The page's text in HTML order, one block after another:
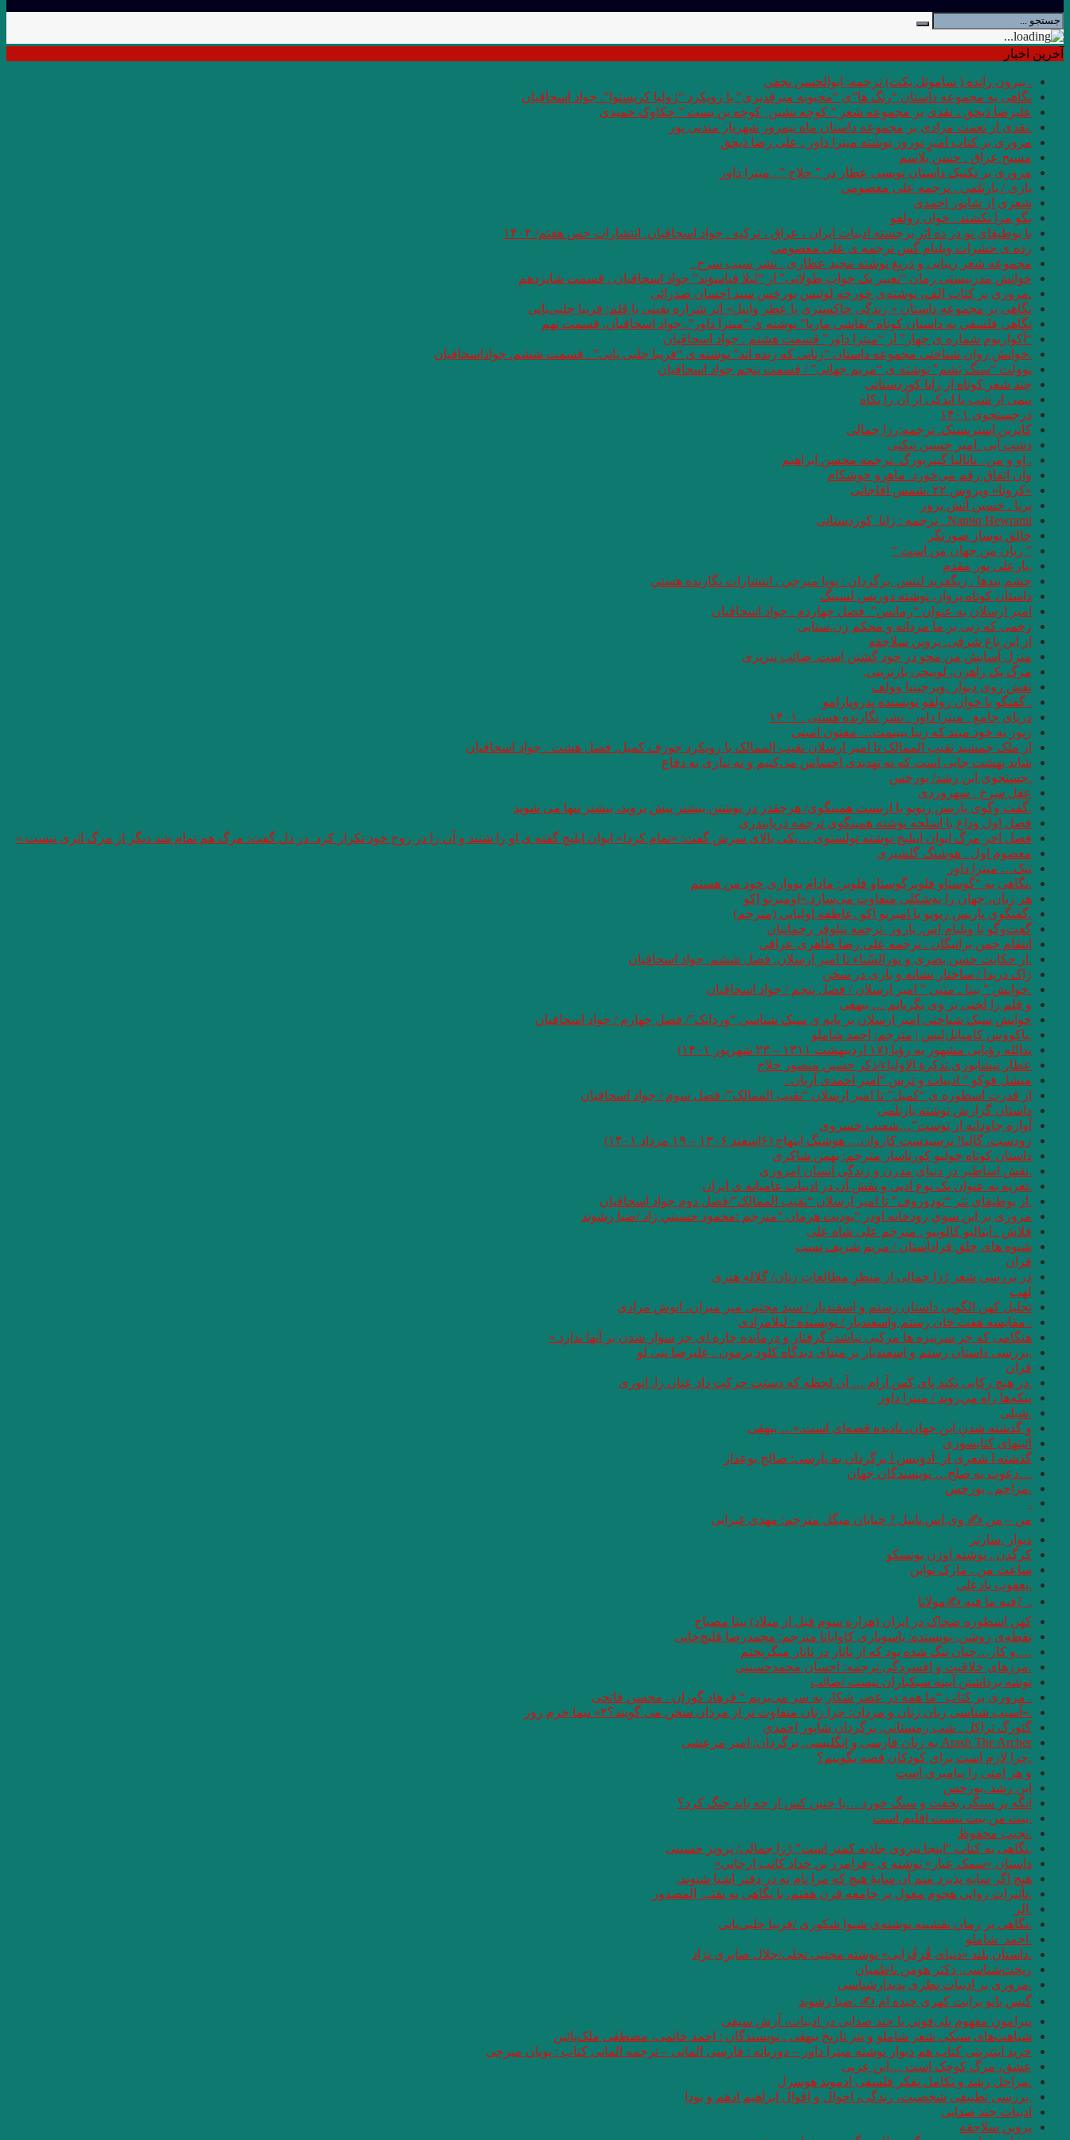
آخرین اخبار
. بيرون رانده ( ساموئل بكت) ترجمه: ابوالحسن نجفي
نگاهی به مجموعه داستان “رنگ ها”ی “محبوبه میرقدیری” با رویکرد “ژولیا کریستوا”. جواد اسحاقیان
علیرضا ذیحق ، نقدی بر مجموعه شعر ” کوچه نشین ِ کوچه بن بست ” چکاوک حمیدی
.نقدی از نعمت مرادی بر مجموعه داستان ماه نیمروز شهریار مندنی پور
مروری بر کتاب امیرِِِ نوروز نوشته میترا داور . علی رضا ذیحق
مسیح عراق . حسن بلاسم
مروری بر تکنیک داستان نویسی عطار در ” حلاج ” . میترا داور
بازی / بارتلمی . ترجمه علی معصومی
شعری از شاپور احمدی
بگو مرا نکشند . خوان رولفو
با بوطیقای نو در ده اثر برجسته ادبیات ایران ، عراق ، ترکیه . جواد اسحاقیان. انتشارات حس هفتم/ ۱۴۰۲
رده ى حشرات ویلیام گس ترجمه ی علی معصومی
مجموعه شعر زیبایی و دریغ نوشته مجید عطاری . نشر سیب سرخ .
خوانش مدرنیستی رمان “تعبیر یک خواب طولانی” از “لیلا قیاسوَند” جواد اسحاقیان . قسمت شانزدهم
.مروری بر کتاب الف، نوشته‌ی خورخه لوئیس بورخس سید احسان صدرائی
نگاهی بر مجموعه داستان « زندگی خاکستری با عطر وانیل» اثر شراره یقینی با قلم: فریبا چلبی‌یانی
نگاهی فلسفی به داستان کوتاه “نقاشی ماریا” نوشته ی “میترا داور”. جواد اسحاقیان. قسمت نهم
“آکواریوم شماره ی چهار” از “میترا داور” قسمت هشتم . جواد اسحاقیان
.خوانش روان شناختی مجموعه داستان “زنانی که زنده اند” نوشته ی “فریبا چلبی یانی” . قسمت ششم. جواداسحاقیان
نوولت “سنگ یَشم” نوشته ی “مریم جهانی” / قسمت پنجم جواد اسحاقیان
چند شعر کوتاه از زانا کوردستانی
نيمى از شب يا اندكى از آن را بكاه
درجستجوی ۱۴۰۱
کاترین استریسیک. ترجمه:رزا جمالی
دشت آبی .امیر حسین تیکنی
. او و من . ناتالیا گینزبورگ .ترجمه محسن ابراهیم
وآن اتفاق رقم می‌خورد. ماهرو خوشکام
«کرونا» ویروس ۲۲ .شمس آقاجانی
پریا . حسین آتش پرور
Namiq Hewrami . ترجمه : زانا_کوردستانی
خالق نوساز صورتگر
” زبان من جهان من است “
.یارعلی پور مقدم
چشم بندها . زیگفرید لنتس .برگردان : پويا ميرچي . انتشارات نگارنده هستي
داستان کوتاه پرواز، نوشته دوریس لسینگ
امیر ارسلان به عنوان “رمانس”. فصل چهاردم . جواد اسحاقیان
زخمی که زنی بر ما مردانه و محکم زن.سنایی
از این باغ شرقی. پروین سلاجقه
منزل آسایش من محو در خود گشتن است. صائب تبریزی
مرگ یک راهزن. لوییجی بارتزینی.
نقش روی دیوار .ویرجینیا وولف
. گفتگو با خوان رولفو نویسنده پدروپارامو
دریای جامع . میترا داور . نشر نگارنده هستی . ۱۴۰۱
زیور به خود مبند که زیبا ببینمت… مفتون امینی
از ملک جمشید نقیب الممالک تا امیر ارسلان نقیب الممالک با رویکرد جوزف کمبل. فصل هشت . جواد اسحاقیان
شاید بهشت جایی است که نه تهدیدی احساس می‌کنیم و نه نیازی به دفاع
.جستجوی ابن رشد/ بورخس
عقل سرخ . سهروردی
.گفت وگوی پاریس ریویو با ارنست همینگوی/ هرچقدر در نوشتن بیشتر پیش بروید، بیشتر تنها می شوید
فصل اول وداع با اسلحه نوشته همینگوی ترجمه دریابندری
فصل اخر مرگ ایوان اییلیج نوشته تولستوی …یکی بالای سرش گفت: «تمام کرد!» ایوان ایلیچ گفته ی او را شنید و آن را در روح خود تکرار کرد. در دل گفت: مرگ هم تمام شد دیگر از مرگ اثری نیست.»
معصوم اول . هوشنگ گلشیری
تیک… میترا داور
.نگاهی به “گوستاو فلوبرگوستاو فلوبر: مادام بوواری خود من هستم
هر زبان، جهان را به‌شکلی متفاوت می‌سازد.»اومبرتو اکو
.گفتگوی پاریس ریویو با امبرتو اکو .عاطفه اولیایی (مترجم)
گفت‌وگو با ویلیام اس. باروز .ترجمه نیلوفر رحمانیان
انتقام چمن براتیگان . ترجمه علی رضا طاهری عراقی
.از حکایت حسن بصری و نورالسّناء تا امیر ارسلان. فصل ششم. جواد اسحاقیان
ژاک دریدا / ساختار نشانه و بازی در سخن
.خوانش ” بینا ـ متنی ” امیر ارسلان / فصل پنجم / جواد اسحاقیان
و قلم را لَختی بر وی بگریانم … بیهقی
خوانش سبک شناختی امیر ارسلان بر پایه ی سبک شناسی “وِردانک”/ فصل چهارم / جواد اسحاقیان
.یاکووس کامپانل‌لیس | مترجم: ‌احمد شاملو
یدالله رؤیایی مشهور به رؤیا (۱۷ اردیبهشت ۱۳۱۱ – ۲۳ شهریور ۱۴۰۱)
عطار نیشابوری.تذکرة الاولیاء/ذکر حسین منصور حلاج
میشل فوکو ” ادبیات و ترس “امیر احمدی آریان .
از قدرت اسطوره ی “کمبل” تا امیر ارسلان “نقیب الممالک”/ فصل سوم / جواد اسحاقیان
داستان گزارش نوشته بارتلمی
آوازه جاودانه از توست”…شعیب خسروی
زودست، گالیا! نرسیدست کاروان… هوشنگ ابتهاج (۶اسفند ۱۳۰۶ – ۱۹ مرداد ۱۴۰۱)
داستان کوتاه خولیو کورتاسار مترجم: بهمن شاکری
.نقش اساطیر در دنیای مدرن و زندگی انسان امروزی
.تعزیه به عنوان یک نوع ادبی و نقش آن در ادبیات عامیانه ی ایران
.از بوطیقای نثر “تودوروف” تا امیر ارسلان “نقیب الممالک”/فصل دوم جواد اسحاقیان
مروری بر اين سوي رودخانه اودر “يوديت هرمان “مترجم :محمود حسيني زاد /ضيا رشوند
فلاش . ایتالیو کالوینو . مترجم علی شاه علی
شیوه های خلق فراداستان / مریم شریف نسب
قران
در بررسی شعر رُزا جمالی از منظرِ مطالعاتِ زنان/ گلاله هنری
لهب
تحلیل کهن الگویی داستان رستم و اسفندیار / سید مجتبی میر میران، انوش مرادی
. مقایسه هفت ‌خان رستم واسفندیار / نویسنده : لیلامرادی
هنگامی که جز سرنیزه ها مرکبی نباشد، گرفتار و درمانده چاره ای جز سوار شدن بر آنها ندارد.»
.بررسی داستان رستم و اسفندیار بر مبنای دیدگاه کلود برمون . علیرضا نبی لو
قران
.در هیچ رکابی نکند پای کَس آرام … آن لحظه که دستت حرکت داد عنان را. انوری
پنكه‌ها راه مي‌روند / میترا داور
.شبلی
و گذشته شدنِ این جهان، نادیده قصه‌ای است.»… بیهقی
آئینهای كتابسوزی
گذشته ا شعری از آدونیس ا برگردان به پارسی: صالح بوعذار
…دعوت به صلح… نویسندگان جهان
.مزاحم . بورخس
.
من – من ✍ وی.اس.نایپل ? خیابان میگل مترجم: مهدی غبرایی
دیوار .سارتر
کرگدن . نوشته اوژن یونسکو
ساعت من . مارک تواین
.یعقوب یادعلی
. ‏ ?فیه ما فیه ✍مولانا
کهن اسطوره ضحاک در ایران (هزاره سوم قبل از میلاد) بیتا مصباح
نقطه‌ی روشن. نویسنده: یاسوناری کاواباتا مترجم: محمد‌رضا قلیچ‌خانی
….و كار…چنان تنگ شده بود كه از تاتار در تاتار ميگريختم
.مرزهای خلاقیت و افسردگی.ترجمه: احسان محمدحسینی
توشه برداشتن آیینه سبکباران نیست /صائب
. مروری بر کتاب “ما همه در عصر شکار به سر می‌بریم “‌ فرهاد گوران . محسن فاتحی
.«آسیب شناسی زبان زنان و مردان: چرا زنان متفاوت تر از مردان سخن می گویند؟۲» نیما خرم روز
گئورگ تراكل . شب زمستاني. برگردان شاپور احمدي
Arash The Archer به زبان فارسی و انگلیسی. برگردان: امیر مرعشی
.چرا لازم است برای کودکان قصه بگوییم؟
و هر امتى را پيامبرى است
ابن رشد .بورخس
انگه بر سنگی بخفت و سنگ خورد …با چنین کس از چه باید جنگ کرد؟
.بیت من بیت نیست اقلیم است
.نجیب محفوظ
.نگاهی به کتاب “اینجا نیروی جاذبه کمتر است” رُزا جمالی/ پرویز حسینی
داستان «سمک عیار» نوشته ی «فرامرز بن خداد کاتب ارجانی»
هیچ اگر سایه پذیرد منم آن سایهٔ هیچ که مرا نام نه در دفتر اشیا شنوند.
.تأثیرات روانی هجوم مغول بر جامعه قرن هفتم، با نگاهی به نفثـۃ المصدور
.الر
.نگاهی بر رمان نقشینه نوشته‌ی شیوا شکوری /فریبا چلبی‌یانی
.احمد_شاملو
.داستان بلند «دنیای قُزقُزایی» نوشته مجتبی تجلی/جلال صابری نژاد
ریخت‌شناسی. دکتر هومن ناظمیان
.مروری بر ادبیات نظری پدیدارشناسی
گیس بانو برایت کهری چیده ام ✍ :ضیا رشوند
پیرامونِ مفهومِ پلی‌فونی یا چند صدایی در ادبیات، آرش سیفی
شباهت‌های سبکی شعر شاملو و نثر تاریخ بیهقی . نویسندگان : احمد خاتمی، مصطفی ملک‌پائین
خرید اینترنتی کتاب هم دیوار نوشته میترا داور – دوزبانه : فارسی المانی – ترجمه المانی کتاب : پویان میرچی
عشق، مرگِ کوچک است …ابن عربی
.مراحل رشد و تکامل تفکر فلسفی ادموند هوسرل
.بررسی تطبیقی شخصیت، زندگی، احوال و اقوال ابراهیم ادهم و بودا
ادبیات چند صدایی
پروین سلاجقه